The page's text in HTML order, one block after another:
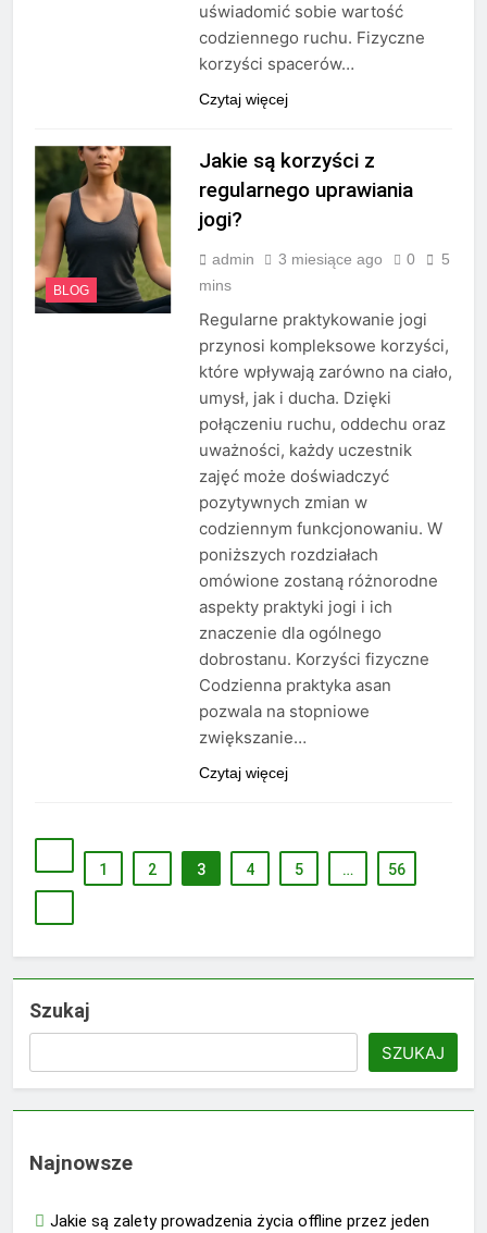
uświadomić sobie wartość
codziennego ruchu. Fizyczne
korzyści spacerów…
Czytaj więcej
BLOG
Jakie są korzyści z
regularnego uprawiania
jogi?
admin 3 miesiące ago 0
5
mins
Regularne praktykowanie jogi
przynosi kompleksowe korzyści,
które wpływają zarówno na ciało,
umysł, jak i ducha. Dzięki
połączeniu ruchu, oddechu oraz
uważności, każdy uczestnik
zajęć może doświadczyć
pozytywnych zmian w
codziennym funkcjonowaniu. W
poniższych rozdziałach
omówione zostaną różnorodne
aspekty praktyki jogi i ich
znaczenie dla ogólnego
dobrostanu. Korzyści fizyczne
Codzienna praktyka asan
pozwala na stopniowe
zwiększanie…
Czytaj więcej
1 2 3 4 5 … 56
Szukaj
SZUKAJ
Najnowsze
Jakie są zalety prowadzenia życia offline przez jeden